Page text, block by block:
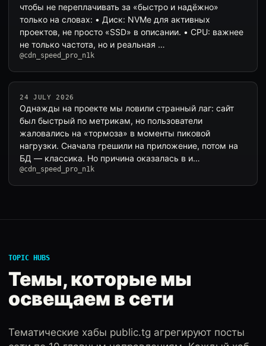
чтобы не переплачивать за «быстро и надёжно»
только на словах: • Диск: NVMe для активных
проектов, не просто «SSD» в описании. • CPU: важнее
не только частота, но и реальная …
@cdn_speed_pro_n1k
24 JULY 2026
Однажды на проекте мы ловили странный лаг: сайт
был быстрый по метрикам, но пользователи
жаловались на «тормоза» в моменты пиковой
нагрузки. Сначала грешили на приложение, потом на
БД — классика. Но причина оказалась в и…
@cdn_speed_pro_n1k
TOPIC HUBS
Темы, которые мы
освещаем в сети
Тематические хабы public.tg агрегируют посты